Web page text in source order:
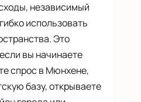
независимый
использовать
Это
вы начинаете
спрос в Мюнхене,
базу, открываете